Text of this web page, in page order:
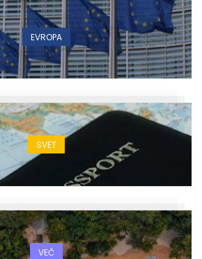
EVROPA
SVET
VEČ